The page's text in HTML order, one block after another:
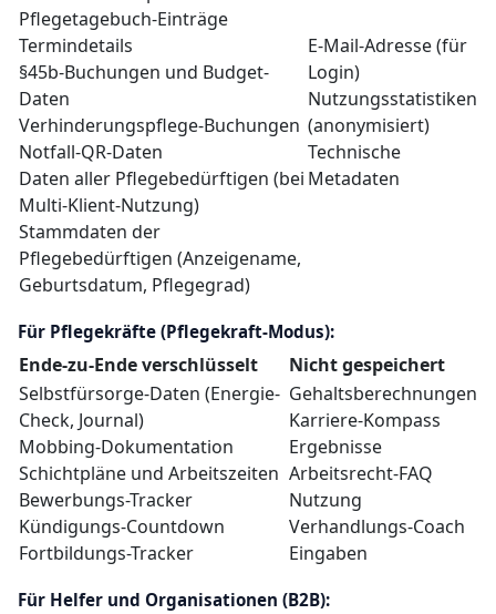
Pflegetagebuch-Einträge
Termindetails
§45b-Buchungen und Budget-
Daten
Verhinderungspflege-Buchungen
Notfall-QR-Daten
Daten aller Pflegebedürftigen (bei
Multi-Klient-Nutzung)
Stammdaten der
Pflegebedürftigen (Anzeigename,
Geburtsdatum, Pflegegrad)
E-Mail-Adresse (für
Login)
Nutzungsstatistiken
(anonymisiert)
Technische
Metadaten
Für Pflegekräfte (Pflegekraft-Modus):
Ende-zu-Ende verschlüsselt
Nicht gespeichert
Selbstfürsorge-Daten (Energie-
Check, Journal)
Mobbing-Dokumentation
Schichtpläne und Arbeitszeiten
Bewerbungs-Tracker
Kündigungs-Countdown
Fortbildungs-Tracker
Gehaltsberechnungen
Karriere-Kompass
Ergebnisse
Arbeitsrecht-FAQ
Nutzung
Verhandlungs-Coach
Eingaben
Für Helfer und Organisationen (B2B):